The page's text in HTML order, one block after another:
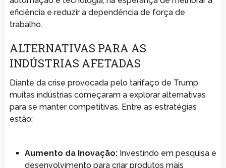
eficiência e reduzir a dependência de força de
trabalho.
ALTERNATIVAS PARA AS
INDÚSTRIAS AFETADAS
Diante da crise provocada pelo tarifaço de Trump,
muitas indústrias começaram a explorar alternativas
para se manter competitivas. Entre as estratégias
estão:
Aumento da Inovação:Investindo em pesquisa e
desenvolvimento para criar produtos mais